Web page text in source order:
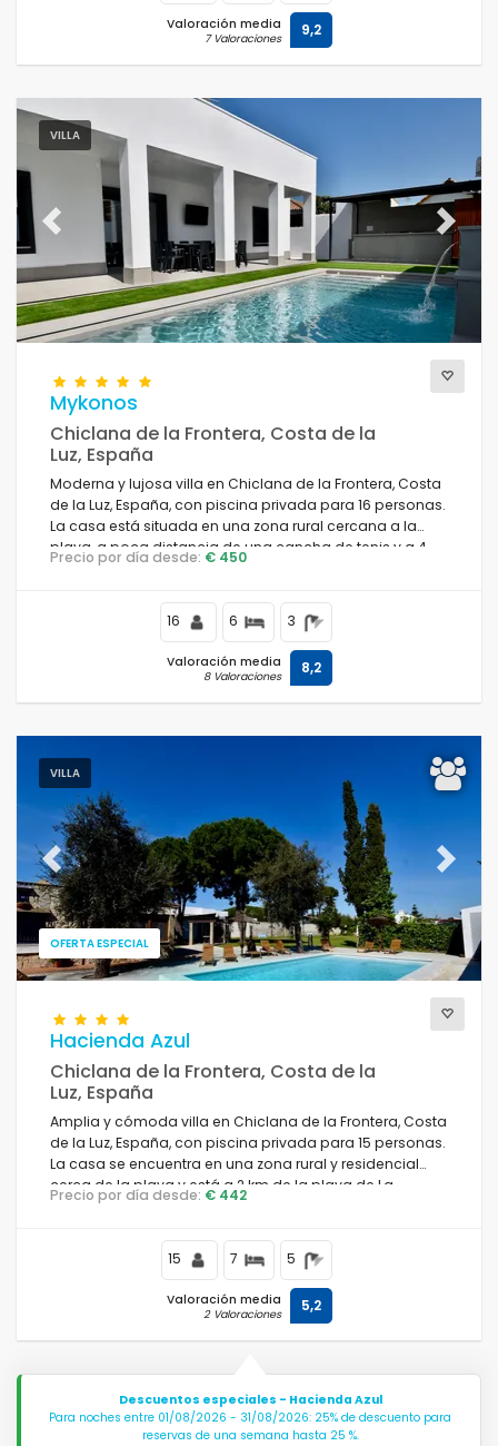
Valoración media
7 Valoraciones 9,2
VILLA
Previous Next
Mykonos
Chiclana de la Frontera, Costa de la
Luz, España
Moderna y lujosa villa en Chiclana de la Frontera, Costa
de la Luz, España, con piscina privada para 16 personas.
La casa está situada en una zona rural cercana a la
playa, a poca distancia de una cancha de tenis y a 4
km de Chiclana.
Precio por día desde: € 450
16 6 3
Valoración media
8 Valoraciones 8,2
VILLA
OFERTA ESPECIAL
Previous Next
Hacienda Azul
Chiclana de la Frontera, Costa de la
Luz, España
Amplia y cómoda villa en Chiclana de la Frontera, Costa
de la Luz, España, con piscina privada para 15 personas.
La casa se encuentra en una zona rural y residencial
cerca de la playa y está a 2 km de la playa de La
Barrosa.
Precio por día desde: € 442
15 7 5
Valoración media
2 Valoraciones 5,2
Descuentos especiales - Hacienda Azul
Para noches entre 01/08/2026 - 31/08/2026: 25% de descuento para
reservas de una semana hasta 25 %.